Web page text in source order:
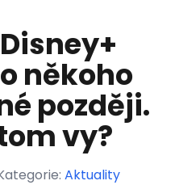
někoho
později.
vy?
Aktuality